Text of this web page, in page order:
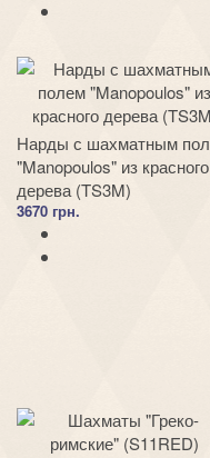
Нарды с шахматным
"Manopoulos" из красного
дерева (TS3M)
3670 грн.